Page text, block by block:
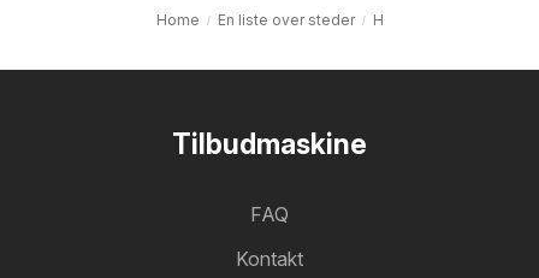
Home En liste over steder H
Tilbudmaskine
FAQ
Kontakt